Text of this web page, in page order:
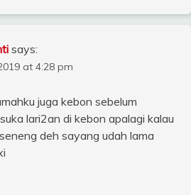
says:
at 4:28 pm
juga kebon sebelum
lari2an di kebon apalagi kalau
deh sayang udah lama